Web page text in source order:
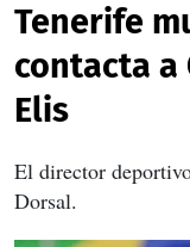
Tenerife
contacta
Elis
El director
Dorsal.